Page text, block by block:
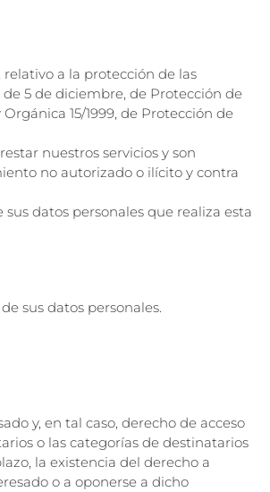
a la protección de las
5 de diciembre, de Protección de
15/1999, de Protección de
nuestros servicios y son
no autorizado o ilícito y contra
datos personales que realiza esta
sus datos personales.
y, en tal caso, derecho de acceso
o las categorías de destinatarios
la existencia del derecho a
o a oponerse a dicho